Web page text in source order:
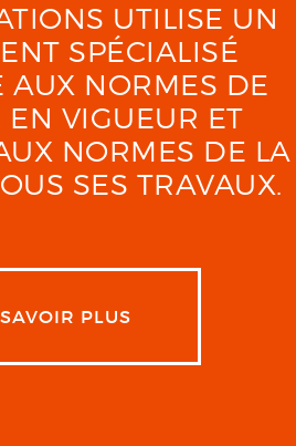
UTILISE UN
SPÉCIALISÉ
AUX NORMES DE
EN VIGUEUR ET
NORMES DE LA
SES TRAVAUX.
PLUS